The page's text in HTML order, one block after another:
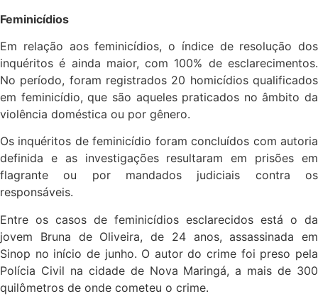
Feminicídios
Em relação aos feminicídios, o índice de resolução dos
inquéritos é ainda maior, com 100% de esclarecimentos.
No período, foram registrados 20 homicídios qualificados
em feminicídio, que são aqueles praticados no âmbito da
violência doméstica ou por gênero.
Os inquéritos de feminicídio foram concluídos com autoria
definida e as investigações resultaram em prisões em
flagrante ou por mandados judiciais contra os
responsáveis.
Entre os casos de feminicídios esclarecidos está o da
jovem Bruna de Oliveira, de 24 anos, assassinada em
Sinop no início de junho. O autor do crime foi preso pela
Polícia Civil na cidade de Nova Maringá, a mais de 300
quilômetros de onde cometeu o crime.